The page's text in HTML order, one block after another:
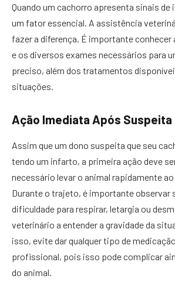
Quando um cachorro apresenta sinais
um fator essencial. A assistência
fazer a diferença. É importante conhecer
e os diversos exames necessários para
preciso, além dos tratamentos
situações.
Ação Imediata Após
Assim que um dono suspeita que seu
tendo um infarto, a primeira ação deve
necessário levar o animal rapidamente
Durante o trajeto, é importante observar
dificuldade para respirar, letargia ou
veterinário a entender a gravidade da
isso, evite dar qualquer tipo de
profissional, pois isso pode complicar
do animal.